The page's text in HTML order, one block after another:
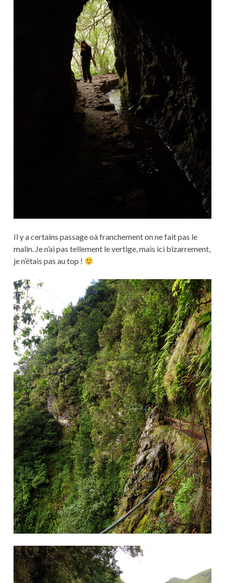
Il y a certains passage oà franchement on ne fait pas le
malin. Je n’ai pas tellement le vertige, mais ici bizarrement,
je n’étais pas au top !